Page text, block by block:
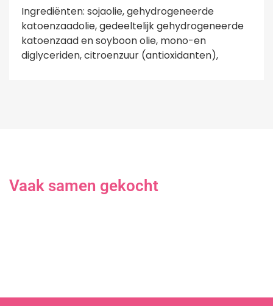
Ingrediënten: sojaolie,gehydrogeneerde
katoenzaadolie, gedeeltelijkgehydrogeneerde
katoenzaad ensoyboonolie, mono-en
diglyceriden,citroenzuur (antioxidanten),
Vaak samen gekocht